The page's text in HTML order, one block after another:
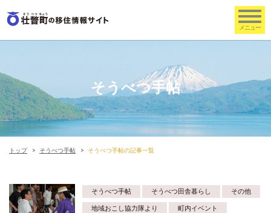
そうべつ手帖
トップ そうべつ手帖 そうべつ手帖の記事一覧
そうべつ手帖 そうべつ田舎暮らし その他
地域おこし協力隊より 町内イベント